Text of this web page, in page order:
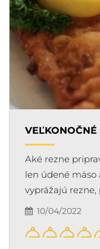
VEĽKONOČNÉ
Aké rezne
len údené mäso
vyprážajú
10/04/2022